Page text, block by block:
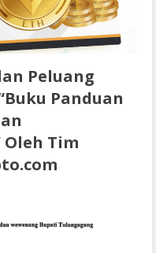
Peluang
Panduan
Tim